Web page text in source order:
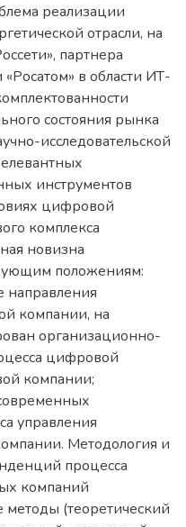
реализации
отрасли, на
партнера
в области ИТ-
состояния рынка
исследовательской
инструментов
цифровой
комплекса
новизна
положениям:
направления
компании, на
организационно-
цифровой
компании;
управления
Методология и
процесса
компаний
методы (теоретический